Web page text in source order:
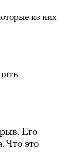
из них
Его
Что это